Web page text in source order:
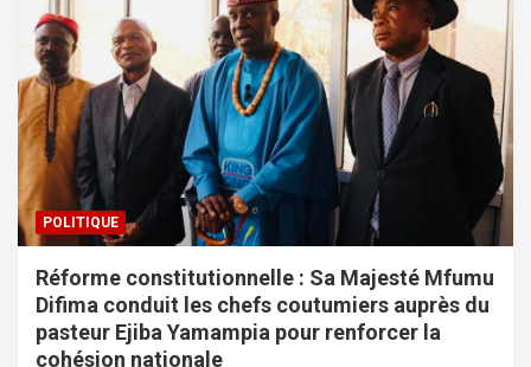
POLITIQUE
Réforme constitutionnelle : Sa Majesté Mfumu
Difima conduit les chefs coutumiers auprès du
pasteur Ejiba Yamampia pour renforcer la
cohésion nationale